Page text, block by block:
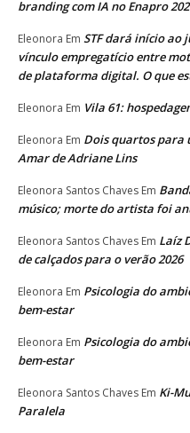
branding com IA no Enapro
Eleonora Em STF dará início ao
vínculo empregatício entre
de plataforma digital. O que
Eleonora Em Vila 61:
Eleonora Em Dois quartos para
Amar de Adriane Lins
Eleonora Santos Chaves Em
músico; morte do artista foi
Eleonora Santos Chaves Em Laíz
de calçados para o verão 2026
Eleonora Em Psicologia do
bem-estar
Eleonora Em Psicologia do
bem-estar
Eleonora Santos Chaves Em Ki-
Paralela